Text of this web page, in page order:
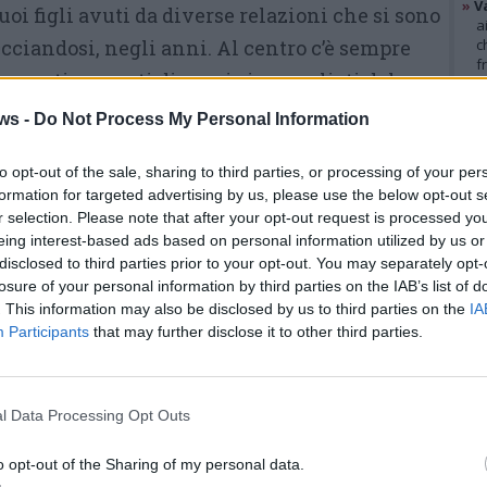
- Do Not Process My Personal Information
opt-out of the sale, sharing to third parties, or processing of your
for targeted advertising by us, please use the below opt-out
selection. Please note that after your opt-out request is processed
interest-based ads based on personal information utilized by us
to third parties prior to your opt-out. You may separately
of your personal information by third parties on the IAB’s list of
This information may also be disclosed by us to third parties on the
Participants that may further disclose it to other third parties.
Data Processing Opt Outs
opt-out of the Sharing of my personal data.
figli avuti da diverse relazioni che si sono
negli anni. Al centro c’è sempre
e conti correnti di uomini ammaliati dal suo
di nuove fonti per finanziare il
famiglia e le iniziative dei sacerdoti
di unpregiudicato 59enne residente a
Quarto Oggiaro, implicato nella morte del
Pereira Carneiro,la 49enne brasiliana
dell’ultimo compagno insieme ad altre
di Parabiago, che avrebbero collaborato
La donna, infatti, ora è accusata
»